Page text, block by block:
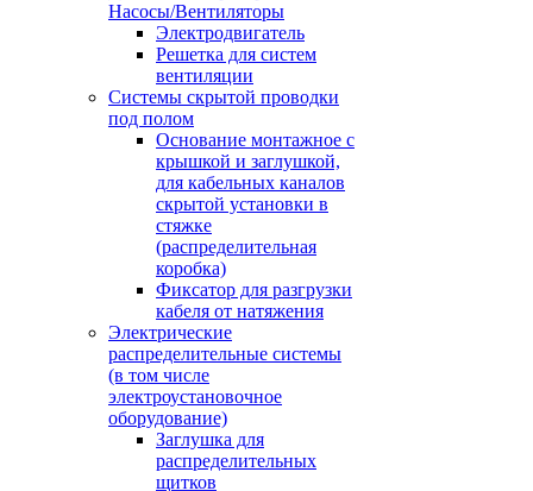
Насосы/Вентиляторы
Электродвигатель
Решетка для систем
вентиляции
Системы скрытой проводки
под полом
Основание монтажное с
крышкой и заглушкой,
для кабельных каналов
скрытой установки в
стяжке
(распределительная
коробка)
Фиксатор для разгрузки
кабеля от натяжения
Электрические
распределительные системы
(в том числе
электроустановочное
оборудование)
Заглушка для
распределительных
щитков